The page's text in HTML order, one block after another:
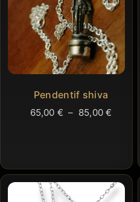
Pendentif shiva
65,00 € – 85,00€
à
85,00 €